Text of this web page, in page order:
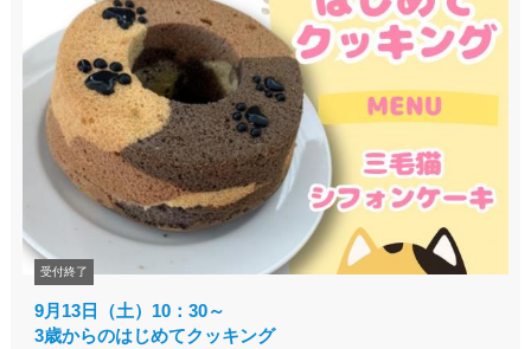
受付終了
9月13日（土）10：30～
3歳からのはじめてクッキング